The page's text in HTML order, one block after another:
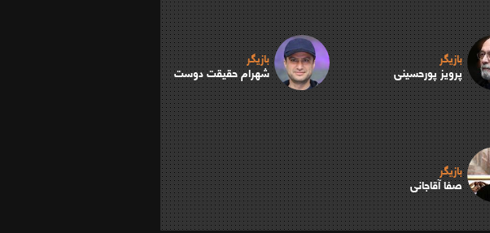
بازیگر
پرویز پورحسینی
بازیگر
شهرام حقیقت دوست
بازیگر
صفا آقاجانی